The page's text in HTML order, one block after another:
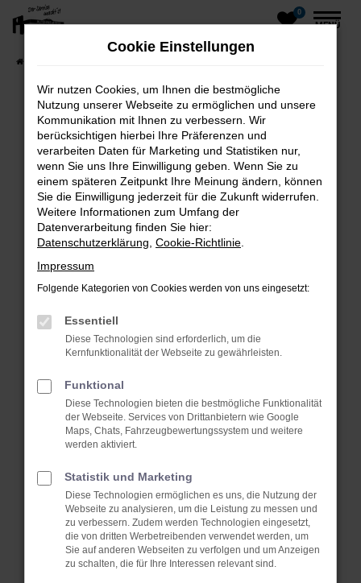
Zum
Hauptinhalt
springen
0
MENÜ
Fehler: Network Error
Beim Laden ist ein Fehler aufgetreten.
Hier sind ein paar Tipps, die dir helfen können:
Überprüfe deine Firewall und deine
Laden andere Webseiten, zum Beispiel deine
Suchmaschine?
Prüfe deine Browsererweiterungen.
Manche Erweiterungen, wie Werbeblocker,
können das Laden bestimmter Seiten
anderen Browser oder in einem privaten
Fenster?
Starte dein Gerät neu.
Das kann manchmal helfen, vorübergehende
Stelle sicher, dass dein Browser und dein
Betriebssystem auf dem neuesten Stand
sind.
Veraltete Software birgt nicht nur ein
Sicherheitsrisiko, sondern kann auch dazu
Cookie Einstellungen
Wir nutzen Cookies, um Ihnen die bestmögliche
Nutzung unserer Webseite zu ermöglichen und unsere
Kommunikation mit Ihnen zu verbessern. Wir
berücksichtigen hierbei Ihre Präferenzen und
verarbeiten Daten für Marketing und Statistiken nur,
wenn Sie uns Ihre Einwilligung geben. Wenn Sie zu
einem späteren Zeitpunkt Ihre Meinung ändern, können
Sie die Einwilligung jederzeit für die Zukunft widerrufen.
Weitere Informationen zum Umfang der
Datenverarbeitung finden Sie hier:
Datenschutzerklärung Cookie-Richtlinie
Impressum
Folgende Kategorien von Cookies werden von uns eingesetzt:
Essentiell
Diese Technologien sind erforderlich, um die
Kernfunktionalität der Webseite zu gewährleisten.
Funktional
Diese Technologien bieten die bestmögliche Funktionalität
der Webseite. Services von Drittanbietern wie Google
Maps, Chats, Fahrzeugbewertungssystem und weitere
werden aktiviert.
Statistik und Marketing
Diese Technologien ermöglichen es uns, die Nutzung der
Webseite zu analysieren, um die Leistung zu messen und
zu verbessern. Zudem werden Technologien eingesetzt,
die von dritten Werbetreibenden verwendet werden, um
Sie auf anderen Webseiten zu verfolgen und um Anzeigen
zu schalten, die für Ihre Interessen relevant sind.